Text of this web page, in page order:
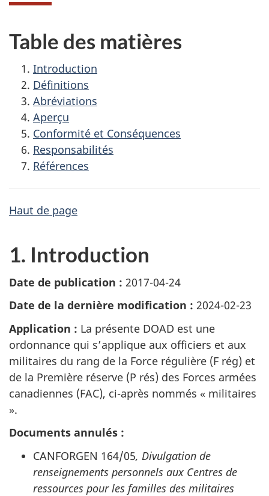
Table des matières
Introduction
Définitions
Abréviations
Aperçu
Conformité et Conséquences
Responsabilités
Références
Haut de page
1. Introduction
Date de publication : 2017-04-24
Date de la dernière modification : 2024-02-23
Application : La présente DOAD est une
ordonnance qui s’applique aux officiers et aux
militaires du rang de la Force régulière (F rég) et
de la Première réserve (P rés) des Forces armées
canadiennes (FAC), ci-après nommés « militaires
».
Documents annulés :
CANFORGEN 164/05, Divulgation de
renseignements personnels aux Centres de
ressources pour les familles des militaires